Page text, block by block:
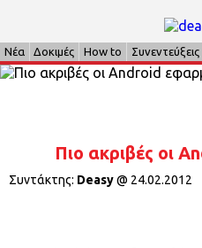
Νέα Δοκιμές How to Συνεντεύξεις
Πιο ακριβές οι
Συντάκτης: Deasy@ 24.02.2012